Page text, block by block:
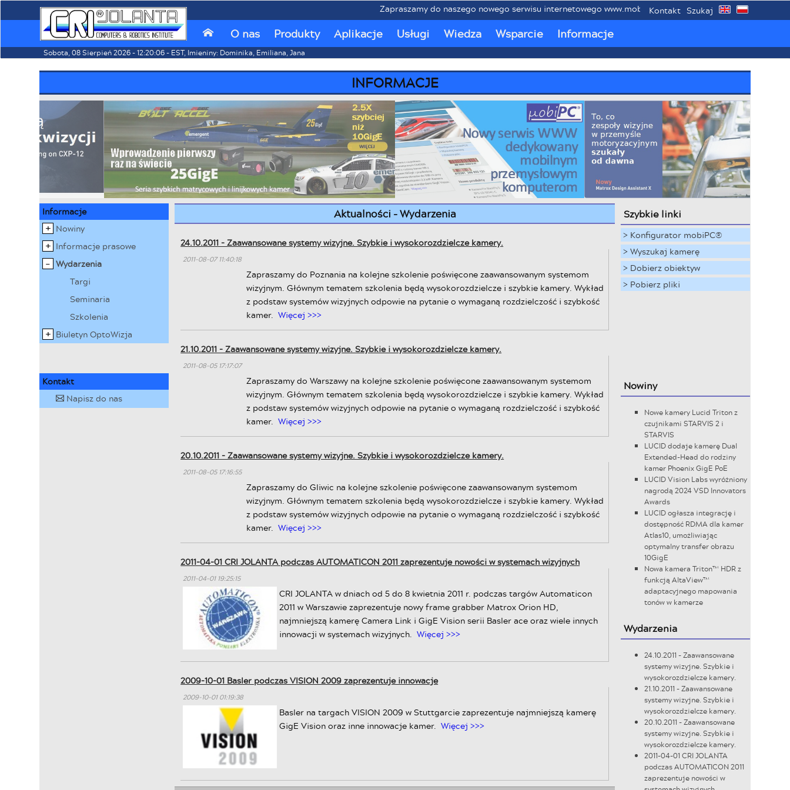
Zapraszamy do naszego nowego serwisu internetowego www.mobipc.eu poświęconemu mobilnym
Kontakt Szukaj
⌂ O nas Produkty Aplikacje Usługi Wiedza Wsparcie Informacje
Sobota, 08 Sierpień 2026 - 12:20:06 - EST, Imieniny: Dominika, Emiliana, Jana
INFORMACJE
Informacje
Nowiny
Informacje prasowe
Wydarzenia
Targi
Seminaria
Szkolenia
Biuletyn OptoWizja
Kontakt
✉ Napisz do nas
Aktualności - Wydarzenia
24.10.2011 - Zaawansowane systemy wizyjne. Szybkie i wysokorozdzielcze kamery.
2011-08-07 11:40:18
Zapraszamy do Poznania na kolejne szkolenie poświęcone zaawansowanym systemom
wizyjnym. Głównym tematem szkolenia będą wysokorozdzielcze i szybkie kamery. Wykład
z podstaw systemów wizyjnych odpowie na pytanie o wymaganą rozdzielczość i szybkość
kamer. Więcej >>>
21.10.2011 - Zaawansowane systemy wizyjne. Szybkie i wysokorozdzielcze kamery.
2011-08-05 17:17:07
Zapraszamy do Warszawy na kolejne szkolenie poświęcone zaawansowanym systemom
wizyjnym. Głównym tematem szkolenia będą wysokorozdzielcze i szybkie kamery. Wykład
z podstaw systemów wizyjnych odpowie na pytanie o wymaganą rozdzielczość i szybkość
kamer. Więcej >>>
20.10.2011 - Zaawansowane systemy wizyjne. Szybkie i wysokorozdzielcze kamery.
2011-08-05 17:16:55
Zapraszamy do Gliwic na kolejne szkolenie poświęcone zaawansowanym systemom
wizyjnym. Głównym tematem szkolenia będą wysokorozdzielcze i szybkie kamery. Wykład
z podstaw systemów wizyjnych odpowie na pytanie o wymaganą rozdzielczość i szybkość
kamer. Więcej >>>
2011-04-01 CRI JOLANTA podczas AUTOMATICON 2011 zaprezentuje nowości w systemach wizyjnych
2011-04-01 19:25:15
CRI JOLANTA w dniach od 5 do 8 kwietnia 2011 r. podczas targów Automaticon
2011 w Warszawie zaprezentuje nowy frame grabber Matrox Orion HD,
najmniejszą kamerę Camera Link i GigE Vision serii Basler ace oraz wiele innych
innowacji w systemach wizyjnych. Więcej >>>
2009-10-01 Basler podczas VISION 2009 zaprezentuje innowacje
2009-10-01 01:19:38
Basler na targach VISION 2009 w Stuttgarcie zaprezentuje najmniejszą kamerę
GigE Vision oraz inne innowacje kamer. Więcej >>>
Szybkie linki
> Konfigurator mobiPC®
> Wyszukaj kamerę
> Dobierz obiektyw
> Pobierz pliki
Nowiny
Nowe kamery Lucid Triton z
czujnikami STARVIS 2 i
STARVIS
LUCID dodaje kamerę Dual
Extended-Head do rodziny
kamer Phoenix GigE PoE
LUCID Vision Labs wyróżniony
nagrodą 2024 VSD Innovators
Awards
LUCID ogłasza integrację i
dostępność RDMA dla kamer
Atlas10, umożliwiając
optymalny transfer obrazu
10GigE
Nowa kamera Triton™ HDR z
funkcją AltaView™
adaptacyjnego mapowania
tonów w kamerze
Wydarzenia
24.10.2011 - Zaawansowane
systemy wizyjne. Szybkie i
wysokorozdzielcze kamery.
21.10.2011 - Zaawansowane
systemy wizyjne. Szybkie i
wysokorozdzielcze kamery.
20.10.2011 - Zaawansowane
systemy wizyjne. Szybkie i
wysokorozdzielcze kamery.
2011-04-01 CRI JOLANTA
podczas AUTOMATICON 2011
zaprezentuje nowości w